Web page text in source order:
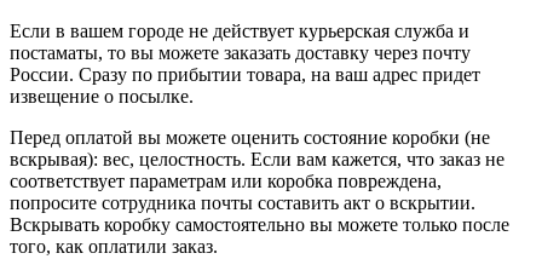
Если в вашем городе не действует курьерская служба и
постаматы, то вы можете заказать доставку через почту
России. Сразу по прибытии товара, на ваш адрес придет
извещение о посылке.
Перед оплатой вы можете оценить состояние коробки (не
вскрывая): вес, целостность. Если вам кажется, что заказ не
соответствует параметрам или коробка повреждена,
попросите сотрудника почты составить акт о вскрытии.
Вскрывать коробку самостоятельно вы можете только после
того, как оплатили заказ.